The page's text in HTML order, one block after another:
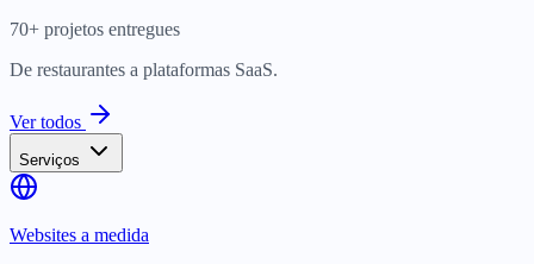
70+ projetos entregues
De restaurantes a plataformas SaaS.
Ver todos
Serviços
Websites a medida